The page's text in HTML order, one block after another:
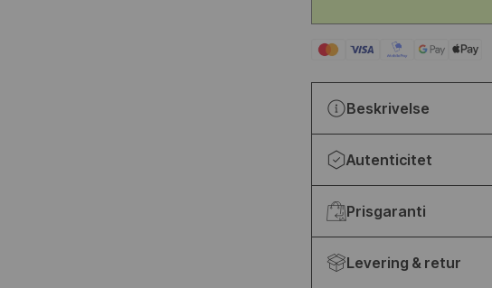
Beskrivelse
Autenticitet
Prisgaranti
Levering & retur